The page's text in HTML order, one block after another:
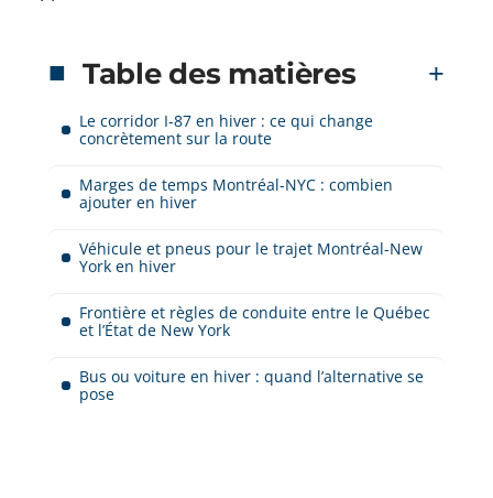
Table des matières
Le corridor I-87 en hiver : ce qui change
concrètement sur la route
Marges de temps Montréal-NYC : combien
ajouter en hiver
Véhicule et pneus pour le trajet Montréal-New
York en hiver
Frontière et règles de conduite entre le Québec
et l’État de New York
Bus ou voiture en hiver : quand l’alternative se
pose